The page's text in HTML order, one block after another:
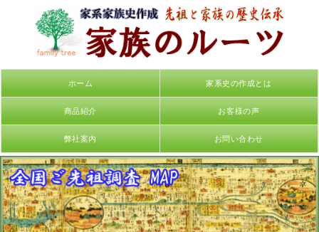
ホーム 家系史の作成とは
商品紹介 お客様の声
弊社案内 お問い合わせ